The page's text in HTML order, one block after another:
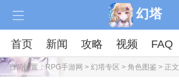
幻塔
首页 新闻 攻略 视频 FAQ
当前位置：RPG手游网 > 幻塔专区 > 角色图鉴 > 正文